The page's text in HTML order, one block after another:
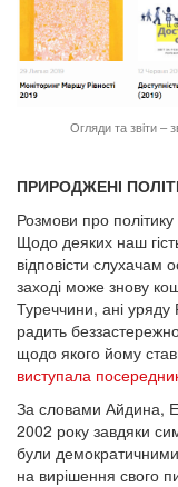
Огляди та звіти –
ПРИРОДЖЕНІ
Розмови про політику
Щодо деяких наш
відповісти
заході може знову
Туреччини, ані уряду
радить
щодо якого йому
виступала
За словами Айдина,
2002 року завдяки
були
на вирішення свого